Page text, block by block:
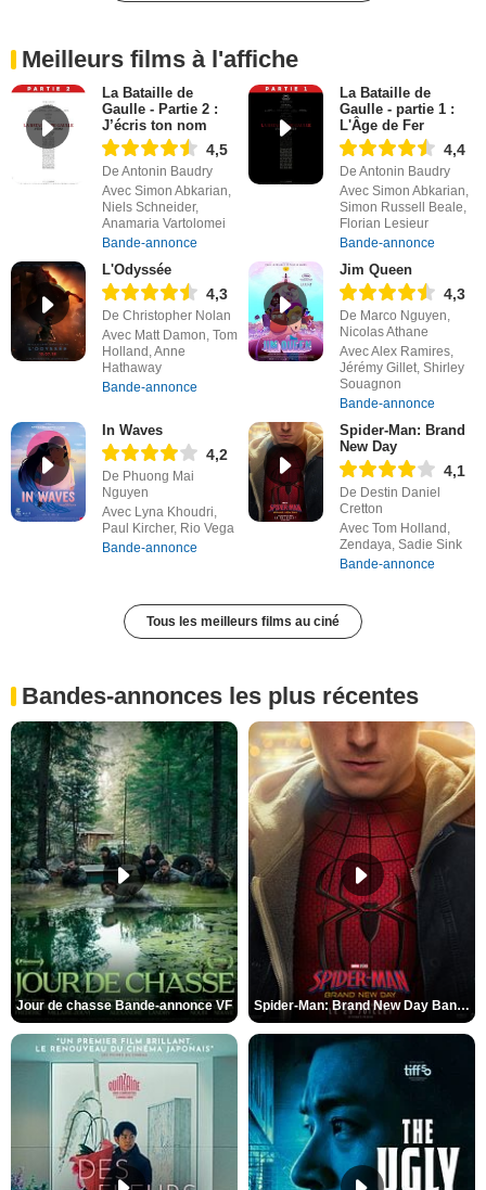
Meilleurs films à l'affiche
La Bataille de
Gaulle - Partie 2 :
J’écris ton nom
4,5
De Antonin Baudry
Avec Simon Abkarian,
Niels Schneider,
Anamaria Vartolomei
Bande-annonce
La Bataille de
Gaulle - partie 1 :
L'Âge de Fer
4,4
De Antonin Baudry
Avec Simon Abkarian,
Simon Russell Beale,
Florian Lesieur
Bande-annonce
L'Odyssée
4,3
De Christopher Nolan
Avec Matt Damon, Tom
Holland, Anne
Hathaway
Bande-annonce
Jim Queen
4,3
De Marco Nguyen,
Nicolas Athane
Avec Alex Ramires,
Jérémy Gillet, Shirley
Souagnon
Bande-annonce
In Waves
4,2
De Phuong Mai
Nguyen
Avec Lyna Khoudri,
Paul Kircher, Rio Vega
Bande-annonce
Spider-Man: Brand
New Day
4,1
De Destin Daniel
Cretton
Avec Tom Holland,
Zendaya, Sadie Sink
Bande-annonce
Tous les meilleurs films au ciné
Bandes-annonces les plus récentes
Jour de chasse Bande-annonce VF Spider-Man: Brand New Day Bande-annonce (3) VO STFR